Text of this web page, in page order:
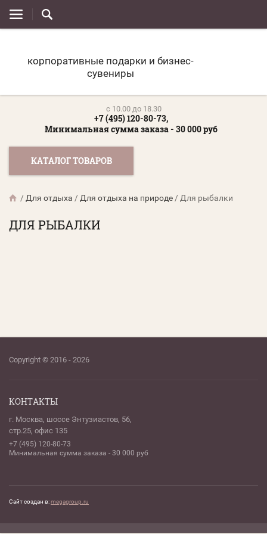
корпоративные подарки и бизнес-
сувениры
c 10.00 до 18.30
+7 (495) 120-80-73,
Минимальная сумма заказа - 30 000 руб
КАТАЛОГ ТОВАРОВ
/ Для отдыха / Для отдыха на природе / Для рыбалки
ДЛЯ РЫБАЛКИ
Copyright © 2016 - 2026
КОНТАКТЫ
г. Москва, шоссе Энтузиастов, 56,
стр.25, офис 135
+7 (495) 120-80-73
Минимальная сумма заказа - 30 000 руб
Сайт создан в:megagroup.ru